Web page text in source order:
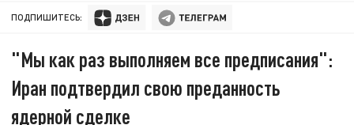
ПОДПИШИТЕСЬ:
"Мы как раз выполняем все предписания":
Иран подтвердил свою преданность
ядерной сделке